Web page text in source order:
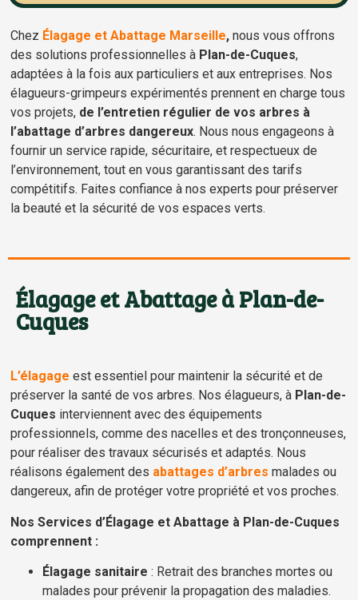
Chez Élagage et Abattage Marseille, nous vous offrons
des solutions professionnelles à Plan-de-Cuques,
adaptées à la fois aux particuliers et aux entreprises. Nos
élagueurs-grimpeurs expérimentés prennent en charge tous
vos projets, de l’entretien régulier de vos arbres à
l’abattage d’arbres dangereux. Nous nous engageons à
fournir un service rapide, sécuritaire, et respectueux de
l’environnement, tout en vous garantissant des tarifs
compétitifs. Faites confiance à nos experts pour préserver
la beauté et la sécurité de vos espaces verts.
Élagage et Abattage à Plan-de-
Cuques
L’élagage est essentiel pour maintenir la sécurité et de
préserver la santé de vos arbres. Nos élagueurs, à Plan-de-
Cuques interviennent avec des équipements
professionnels, comme des nacelles et des tronçonneuses,
pour réaliser des travaux sécurisés et adaptés. Nous
réalisons également des abattages d’arbres malades ou
dangereux, afin de protéger votre propriété et vos proches.
Nos Services d’Élagage et Abattage à Plan-de-Cuques
comprennent :
Élagage sanitaire : Retrait des branches mortes ou
malades pour prévenir la propagation des maladies.